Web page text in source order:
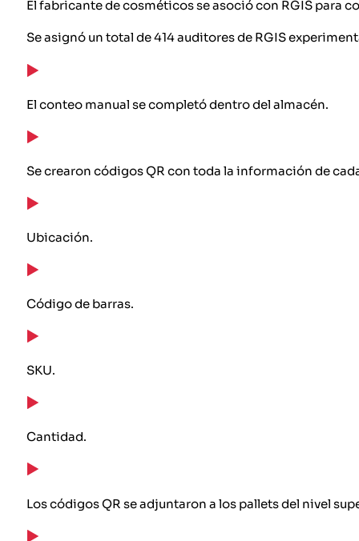
El fabricante de cosméticos se asoció con RGIS para
Se asignó un total de 414 auditores de RGIS
El conteo manual se completó dentro del almacén.
Se crearon códigos QR con toda la información de
Ubicación.
Código de barras.
SKU.
Cantidad.
Los códigos QR se adjuntaron a los pallets del nivel